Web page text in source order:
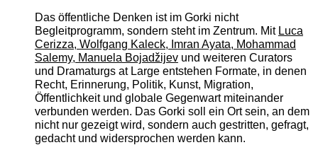
Das öffentliche Denken ist im Gorki nicht
Begleitprogramm, sondern steht im Zentrum. Mit Luca
Cerizza, Wolfgang Kaleck, Imran Ayata, Mohammad
Salemy, Manuela Bojadžijevund weiteren Curators
und Dramaturgs at Large entstehen Formate, in denen
Recht, Erinnerung, Politik, Kunst, Migration,
Öffentlichkeit und globale Gegenwart miteinander
verbunden werden. Das Gorki soll ein Ort sein, an dem
nicht nur gezeigt wird, sondern auch gestritten, gefragt,
gedacht und widersprochen werden kann.